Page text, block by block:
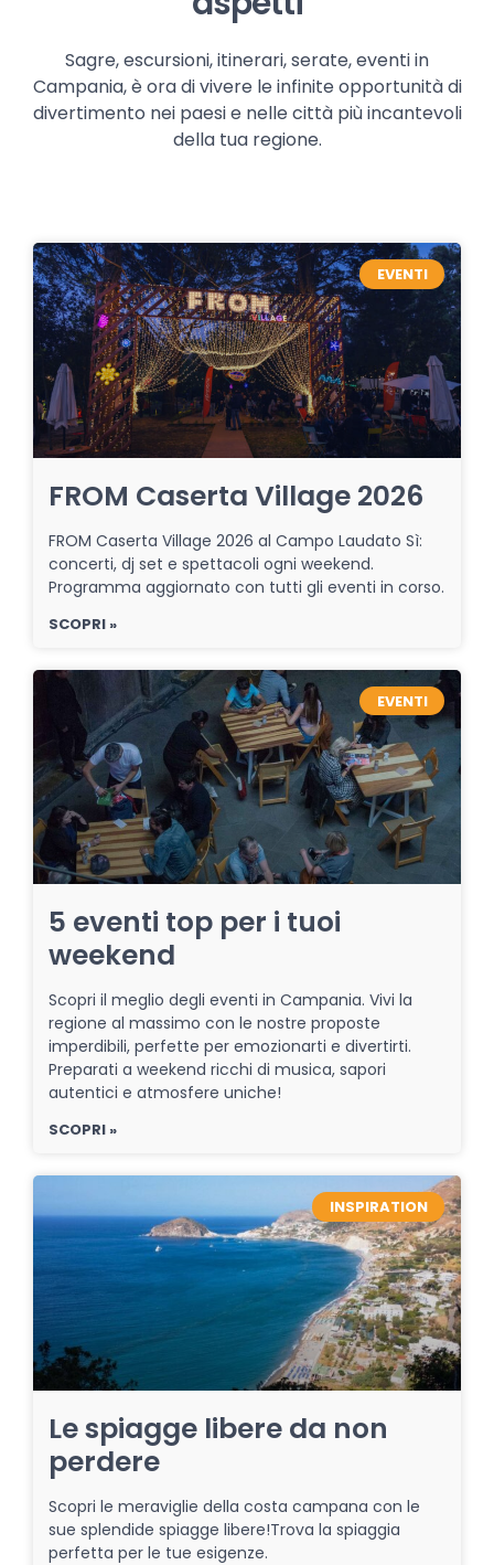
Sagre, escursioni, itinerari, serate, eventi in
Campania, è ora di vivere le infinite opportunità di
divertimento nei paesi e nelle città più incantevoli
della tua regione.
EVENTI
FROM Caserta Village 2026
FROM Caserta Village 2026 al Campo Laudato Sì:
concerti, dj set e spettacoli ogni weekend.
Programma aggiornato con tutti gli eventi in corso.
SCOPRI »
EVENTI
5 eventi top per i tuoi
weekend
Scopri il meglio degli eventi in Campania. Vivi la
regione al massimo con le nostre proposte
imperdibili, perfette per emozionarti e divertirti.
Preparati a weekend ricchi di musica, sapori
autentici e atmosfere uniche!
SCOPRI »
INSPIRATION
Le spiagge libere da non
perdere
Scopri le meraviglie della costa campana con le
sue splendide spiagge libere!Trova la spiaggia
perfetta per le tue esigenze.